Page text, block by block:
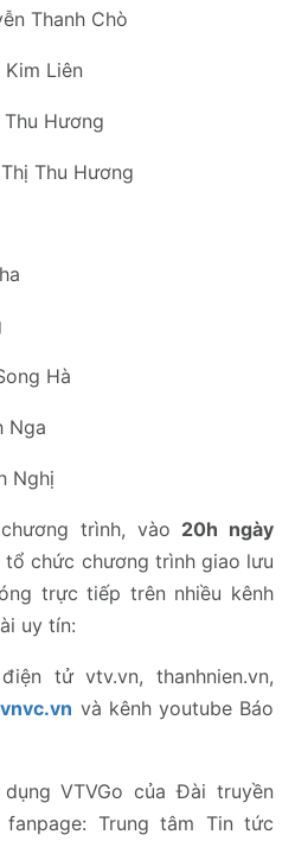
Thanh Chò
Kim Liên
Thu Hương
Thu Hương
Hà
Nga
Nghị
trình, vào 20h ngày
tổ chức chương trình giao lưu
trực tiếp trên nhiều kênh
uy tín:
tử vtv.vn, thanhnien.vn,
vnvc.vn và kênh youtube Báo
VTVGo của Đài truyền
Trung tâm Tin tức